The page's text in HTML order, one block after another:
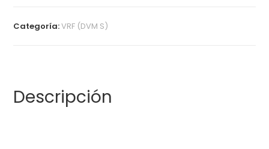
Categoría:VRF (DVM S)
Descripción